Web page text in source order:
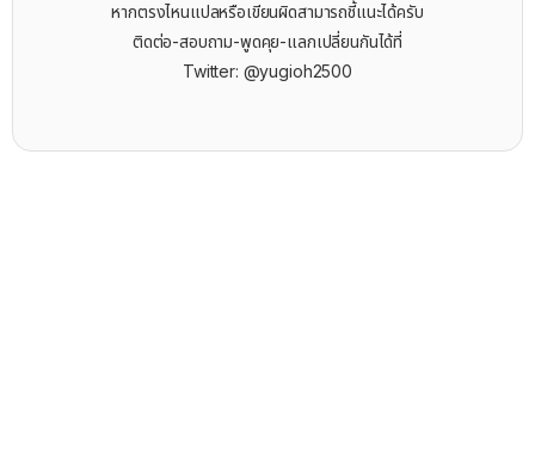
หากตรงไหนแปลหรือเขียนผิดสามารถชี้แนะได้ครับ
ติดต่อ-สอบถาม-พูดคุย-แลกเปลี่ยนกันได้ที่
Twitter: @yugioh2500